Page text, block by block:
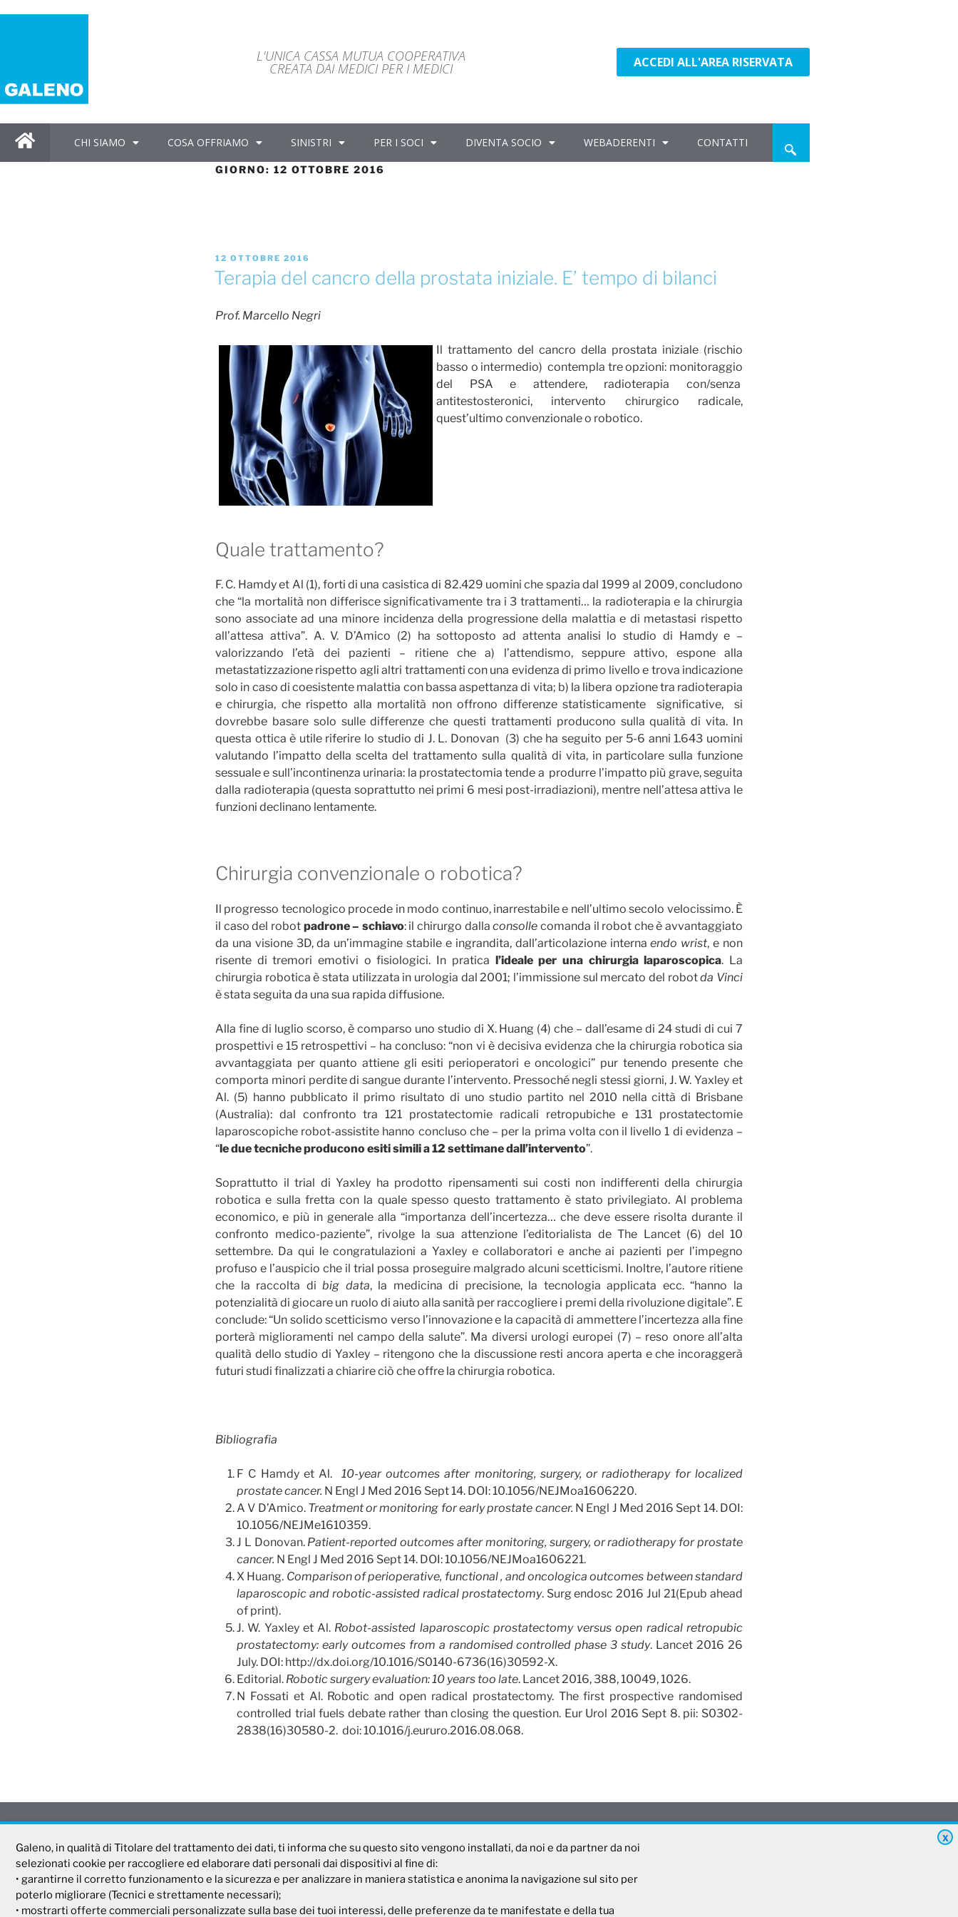
L'UNICA CASSA MUTUA COOPERATIVA
CREATA DAI MEDICI PER I MEDICI ACCEDI ALL'AREA RISERVATA
CHI SIAMO COSA OFFRIAMO SINISTRI PER I SOCI DIVENTA SOCIO WEBADERENTI CONTATTI
GIORNO: 12 OTTOBRE 2016
12 OTTOBRE 2016
Terapia del cancro della prostata iniziale. E’ tempo di bilanci
Prof. Marcello Negri
Il trattamento del cancro della prostata iniziale (rischio
basso o intermedio) contempla tre opzioni: monitoraggio
del PSA e attendere, radioterapia con/senza
antitestosteronici, intervento chirurgico radicale,
quest’ultimo convenzionale o robotico.
Quale trattamento?
F. C. Hamdy et Al (1), forti di una casistica di 82.429 uomini che spazia dal 1999 al 2009, concludono
che “la mortalità non differisce significativamente tra i 3 trattamenti… la radioterapia e la chirurgia
sono associate ad una minore incidenza della progressione della malattia e di metastasi rispetto
all’attesa attiva”. A. V. D’Amico (2) ha sottoposto ad attenta analisi lo studio di Hamdy e –
valorizzando l’età dei pazienti – ritiene che a) l’attendismo, seppure attivo, espone alla
metastatizzazione rispetto agli altri trattamenti con una evidenza di primo livello e trova indicazione
solo in caso di coesistente malattia con bassa aspettanza di vita; b) la libera opzione tra radioterapia
e chirurgia, che rispetto alla mortalità non offrono differenze statisticamente significative, si
dovrebbe basare solo sulle differenze che questi trattamenti producono sulla qualità di vita. In
questa ottica è utile riferire lo studio di J. L. Donovan (3) che ha seguito per 5-6 anni 1.643 uomini
valutando l’impatto della scelta del trattamento sulla qualità di vita, in particolare sulla funzione
sessuale e sull’incontinenza urinaria: la prostatectomia tende a produrre l’impatto più grave, seguita
dalla radioterapia (questa soprattutto nei primi 6 mesi post-irradiazioni), mentre nell’attesa attiva le
funzioni declinano lentamente.
Chirurgia convenzionale o robotica?
Il progresso tecnologico procede in modo continuo, inarrestabile e nell’ultimo secolo velocissimo. È
il caso del robotpadrone – schiavo: il chirurgo dallaconsolle comanda il robot che è avvantaggiato
da una visione 3D, da un’immagine stabile e ingrandita, dall’articolazione internaendo wrist, e non
risente di tremori emotivi o fisiologici. In pratica l’ideale per una chirurgia laparoscopica. La
chirurgia robotica è stata utilizzata in urologia dal 2001; l’immissione sul mercato del robotda Vinci
è stata seguita da una sua rapida diffusione.
Alla fine di luglio scorso, è comparso uno studio di X. Huang (4) che – dall’esame di 24 studi di cui 7
prospettivi e 15 retrospettivi – ha concluso: “non vi è decisiva evidenza che la chirurgia robotica sia
avvantaggiata per quanto attiene gli esiti perioperatori e oncologici” pur tenendo presente che
comporta minori perdite di sangue durante l’intervento. Pressoché negli stessi giorni, J. W. Yaxley et
Al. (5) hanno pubblicato il primo risultato di uno studio partito nel 2010 nella città di Brisbane
(Australia): dal confronto tra 121 prostatectomie radicali retropubiche e 131 prostatectomie
laparoscopiche robot-assistite hanno concluso che – per la prima volta con il livello 1 di evidenza –
“le due tecniche producono esiti simili a 12 settimane dall’intervento”.
Soprattutto il trial di Yaxley ha prodotto ripensamenti sui costi non indifferenti della chirurgia
robotica e sulla fretta con la quale spesso questo trattamento è stato privilegiato. Al problema
economico, e più in generale alla “importanza dell’incertezza… che deve essere risolta durante il
confronto medico-paziente”, rivolge la sua attenzione l’editorialista de The Lancet (6) del 10
settembre. Da qui le congratulazioni a Yaxley e collaboratori e anche ai pazienti per l’impegno
profuso e l’auspicio che il trial possa proseguire malgrado alcuni scetticismi. Inoltre, l’autore ritiene
che la raccolta dibig data, la medicina di precisione, la tecnologia applicata ecc. “hanno la
potenzialità di giocare un ruolo di aiuto alla sanità per raccogliere i premi della rivoluzione digitale”. E
conclude: “Un solido scetticismo verso l’innovazione e la capacità di ammettere l’incertezza alla fine
porterà miglioramenti nel campo della salute”. Ma diversi urologi europei (7) – reso onore all’alta
qualità dello studio di Yaxley – ritengono che la discussione resti ancora aperta e che incoraggerà
futuri studi finalizzati a chiarire ciò che offre la chirurgia robotica.
Bibliografia
F C Hamdy et Al. 10-year outcomes after monitoring, surgery, or radiotherapy for localized
prostate cancer. N Engl J Med 2016 Sept 14. DOI: 10.1056/NEJMoa1606220.
A V D’Amico. Treatment or monitoring for early prostate cancer. N Engl J Med 2016 Sept 14. DOI:
10.1056/NEJMe1610359.
J L Donovan. Patient-reported outcomes after monitoring, surgery, or radiotherapy for prostate
cancer. N Engl J Med 2016 Sept 14. DOI: 10.1056/NEJMoa1606221.
X Huang. Comparison of perioperative, functional , and oncologica outcomes between standard
laparoscopic and robotic-assisted radical prostatectomy. Surg endosc 2016 Jul 21(Epub ahead
of print).
J. W. Yaxley et Al. Robot-assisted laparoscopic prostatectomy versus open radical retropubic
prostatectomy: early outcomes from a randomised controlled phase 3 study. Lancet 2016 26
July. DOI: http://dx.doi.org/10.1016/S0140-6736(16)30592-X.
Editorial. Robotic surgery evaluation: 10 years too late. Lancet 2016, 388, 10049, 1026.
N Fossati et Al. Robotic and open radical prostatectomy. The first prospective randomised
controlled trial fuels debate rather than closing the question. Eur Urol 2016 Sept 8. pii: S0302-
2838(16)30580-2. doi: 10.1016/j.eururo.2016.08.068.
Galeno
Società Mutua Cooperativa
Via Parigi, 11
Fax 06 44 24 87 05
e-mail:backoffice@cassagaleno.it
X
Galeno, in qualità di Titolare del trattamento dei dati, ti informa che su questo sito vengono installati, da noi e da partner da noi
selezionati cookie per raccogliere ed elaborare dati personali dai dispositivi al fine di:
• garantirne il corretto funzionamento e la sicurezza e per analizzare in maniera statistica e anonima la navigazione sul sito per
poterlo migliorare (Tecnici e strettamente necessari);
• mostrarti offerte commerciali personalizzate sulla base dei tuoi interessi, delle preferenze da te manifestate e della tua